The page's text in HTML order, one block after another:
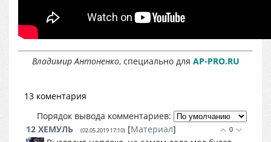
Владимир Антоненко, специально для AP-PRO.RU
13 коментария
Порядок вывода комментариев:
0
12 ХЕМУЛЬ (02.05.2019 17:10) [Материал]